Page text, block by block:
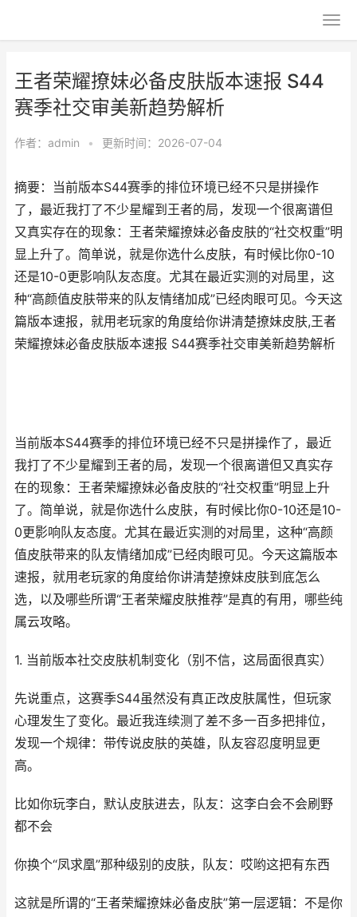
王者荣耀撩妹必备皮肤版本速报 S44
赛季社交审美新趋势解析
作者： admin • 更新时间：2026-07-04
摘要：当前版本S44赛季的排位环境已经不只是拼操作
了，最近我打了不少星耀到王者的局，发现一个很离谱但
又真实存在的现象：王者荣耀撩妹必备皮肤的“社交权重”明
显上升了。简单说，就是你选什么皮肤，有时候比你0-10
还是10-0更影响队友态度。尤其在最近实测的对局里，这
种“高颜值皮肤带来的队友情绪加成”已经肉眼可见。今天这
篇版本速报，就用老玩家的角度给你讲清楚撩妹皮肤,王者
荣耀撩妹必备皮肤版本速报 S44赛季社交审美新趋势解析
当前版本S44赛季的排位环境已经不只是拼操作了，最近
我打了不少星耀到王者的局，发现一个很离谱但又真实存
在的现象：王者荣耀撩妹必备皮肤的“社交权重”明显上升
了。简单说，就是你选什么皮肤，有时候比你0-10还是10-
0更影响队友态度。尤其在最近实测的对局里，这种“高颜
值皮肤带来的队友情绪加成”已经肉眼可见。今天这篇版本
速报，就用老玩家的角度给你讲清楚撩妹皮肤到底怎么
选，以及哪些所谓“王者荣耀皮肤推荐”是真的有用，哪些纯
属云攻略。
1. 当前版本社交皮肤机制变化（别不信，这局面很真实）
先说重点，这赛季S44虽然没有真正改皮肤属性，但玩家
心理发生了变化。最近我连续测了差不多一百多把排位，
发现一个规律：带传说皮肤的英雄，队友容忍度明显更
高。
比如你玩李白，默认皮肤进去，队友：这李白会不会刷野
都不会
你换个“凤求凰”那种级别的皮肤，队友：哎哟这把有东西
这就是所谓的“王者荣耀撩妹必备皮肤”第一层逻辑：不是你